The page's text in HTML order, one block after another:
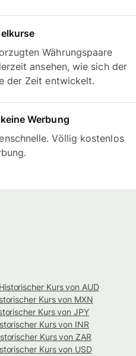
Währungspaare
ansehen, wie sich der
der Zeit entwickelt.
Werbung
Völlig kostenlos
Historischer Kurs von AUD
Kurs von MXN
Kurs von JPY
Kurs von INR
Kurs von ZAR
Kurs von USD